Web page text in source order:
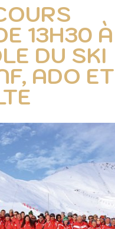
13H30 À
DU SKI
ADO ET